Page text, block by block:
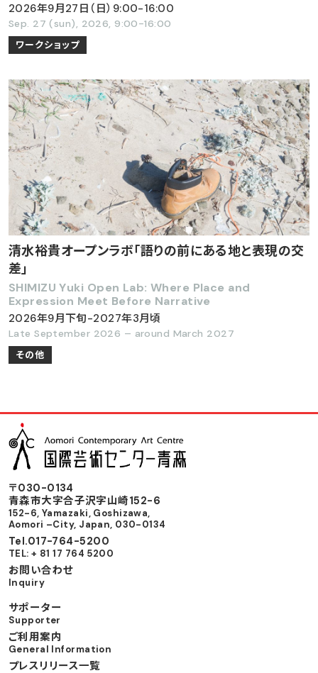
2026年9月27日（日）9:00-16:00
Sep. 27 (sun), 2026, 9:00-16:00
ワークショップ
清水裕貴オープンラボ「語りの前にある地と表現の交
差」
SHIMIZU Yuki Open Lab: Where Place and
Expression Meet Before Narrative
2026年9月下旬-2027年3月頃
Late September 2026 – around March 2027
その他
〒030-0134
⻘森市⼤字合⼦沢字⼭崎152-6
152-6, Yamazaki, Goshizawa,
Aomori –City, Japan, 030-0134
Tel.017-764-5200
TEL: + 81 17 764 5200
お問い合わせ
Inquiry
サポーター
Supporter
ご利用案内
General Information
プレスリリース一覧